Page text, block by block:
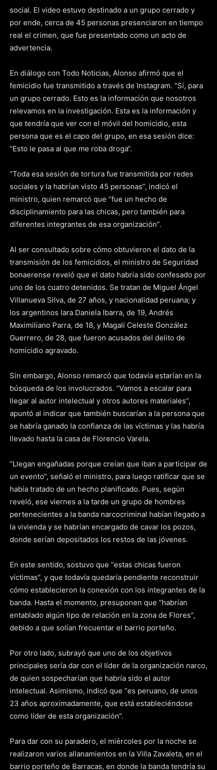
social. El video estuvo destinado a un grupo cerrado y
por ende, cerca de 45 personas presenciaron en tiempo
real el crimen, que fue presentado como un acto de
advertencia.
En diálogo con Todo Noticias, Alonso afirmó que el
femicidio fue transmitido a través de Instagram. “Sí, para
un grupo cerrado. Esto es la información que nosotros
relevamos en la investigación. Esta es la información y
que tendría que ver con el móvil del homicidio, esta
persona que es el capo del grupo, en esa sesión dice:
“Esto le pasa al que me roba droga“.
“Toda esa sesión de tortura fue transmitida por redes
sociales y la habrían visto 45 personas”, indicó el
ministro, quien remarcó que “fue un hecho de
disciplinamiento para las chicas, pero también para
diferentes integrantes de esa organización”.
Al ser consultado sobre cómo obtuvieron el dato de la
transmisión de los femicidios, el ministro de Seguridad
bonaerense reveló que el dato habría sido confesado por
uno de los cuatro detenidos. Se tratan de Miguel Ángel
Villanueva Silva, de 27 años, y nacionalidad peruana; y
los argentinos Iara Daniela Ibarra, de 19, Andrés
Maximiliano Parra, de 18, y Magalí Celeste González
Guerrero, de 28, que fueron acusados del delito de
homicidio agravado.
Sin embargo, Alonso remarcó que todavía estarían en la
búsqueda de los involucrados. “Vamos a escalar para
llegar al autor intelectual y otros autores materiales”,
apuntó al indicar que también buscarían a la persona que
se habría ganado la confianza de las víctimas y las habría
llevado hasta la casa de Florencio Varela.
“Llegan engañadas porque creían que iban a participar de
un evento”, señaló el ministro, para luego ratificar que se
había tratado de un hecho planificado. Pues, según
reveló, ese viernes a la tarde un grupo de hombres
pertenecientes a la banda narcocriminal habían llegado a
la vivienda y se habrían encargado de cavar los pozos,
donde serían depositados los restos de las jóvenes.
En este sentido, sostuvo que “estas chicas fueron
víctimas”, y que todavía quedaría pendiente reconstruir
cómo establecieron la conexión con los integrantes de la
banda. Hasta el momento, presuponen que “habrían
entablado algún tipo de relación en la zona de Flores”,
debido a que solían frecuentar el barrio porteño.
Por otro lado, subrayó que uno de los objetivos
principales sería dar con el líder de la organización narco,
de quien sospecharían que habría sido el autor
intelectual. Asimismo, indicó que “es peruano, de unos
23 años aproximadamente, que está estableciéndose
como líder de esta organización”.
Para dar con su paradero, el miércoles por la noche se
realizaron varios allanamientos en la Villa Zavaleta, en el
barrio porteño de Barracas, en donde la banda tendría su